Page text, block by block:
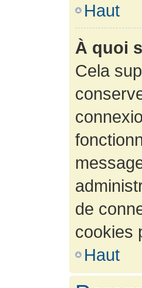
Haut
À quoi
Cela
de
cookies
Haut